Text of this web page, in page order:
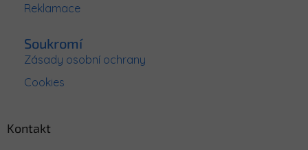
Reklamace
Soukromí
Zásady osobní ochrany
Cookies
Kontakt